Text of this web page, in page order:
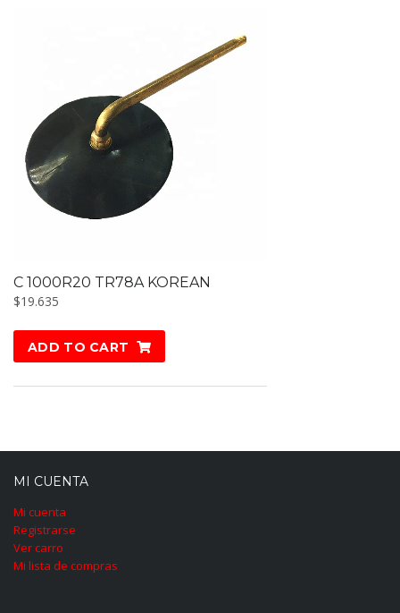
C 1000R20 TR78A KOREAN
$19.635
ADD TO CART
MI CUENTA
Mi cuenta
Registrarse
Ver carro
Mi lista de compras